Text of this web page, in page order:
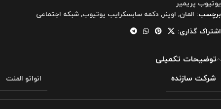
یوتیوب پریمیر
برچسب: المان, اوپنر,دکمه سابسکرایب یوتیوب,شبکه اجتماعی
اشتراک گذاری:
توضیحات تکمیلی
شرکت سازنده
انواتو المنت